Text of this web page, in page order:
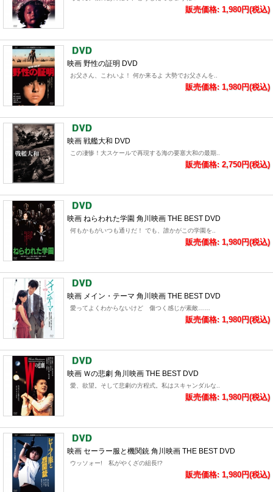
販売価格: 1,980円(税込)
映画 野性の証明 DVD
お父さん、こわいよ！ 何か来るよ 大勢でお父さんを..
販売価格: 1,980円(税込)
映画 戦艦大和 DVD
この凄惨！大スケールで再現する海の要塞大和の最期..
販売価格: 2,750円(税込)
映画 ねらわれた学園 角川映画 THE BEST DVD
何もかもがいつも通りだ！ でも、誰かがこの学園を..
販売価格: 1,980円(税込)
映画 メイン・テーマ 角川映画 THE BEST DVD
愛ってよくわからないけど 傷つく感じが素敵……
販売価格: 1,980円(税込)
映画 Ｗの悲劇 角川映画 THE BEST DVD
愛、欲望。そして悲劇の方程式。私はスキャンダルな..
販売価格: 1,980円(税込)
映画 セーラー服と機関銃 角川映画 THE BEST DVD
ウッソォー! 私がやくざの組長!?
販売価格: 1,980円(税込)